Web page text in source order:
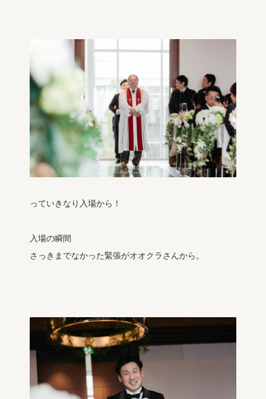
っていきなり入場から！
入場の瞬間
さっきまでなかった緊張がオオクラさんから。